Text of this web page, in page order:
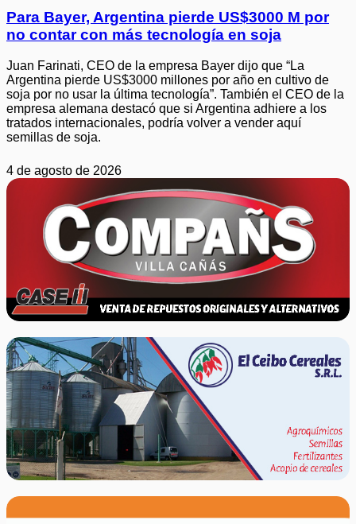
Para Bayer, Argentina pierde US$3000 M por
no contar con más tecnología en soja
Juan Farinati, CEO de la empresa Bayer dijo que “La
Argentina pierde US$3000 millones por año en cultivo de
soja por no usar la última tecnología”. También el CEO de la
empresa alemana destacó que si Argentina adhiere a los
tratados internacionales, podría volver a vender aquí
semillas de soja.
4 de agosto de 2026